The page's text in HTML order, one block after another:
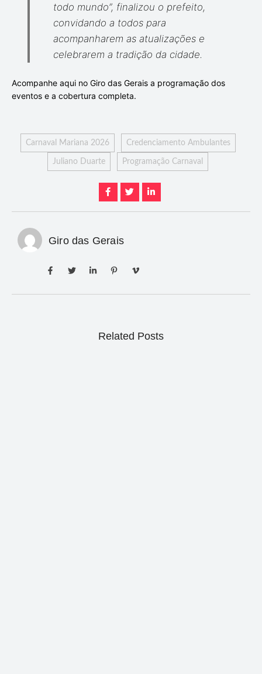
todo mundo”, finalizou o prefeito,
convidando a todos para
acompanharem as atualizações e
celebrarem a tradição da cidade.
Acompanhe aqui no Giro das Gerais a programação dos
eventos e a cobertura completa.
Carnaval Mariana 2026 Credenciamento Ambulantes
Juliano Duarte Programação Carnaval
Giro das Gerais
Related Posts